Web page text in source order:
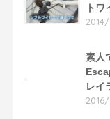
トワ
素人
レイ